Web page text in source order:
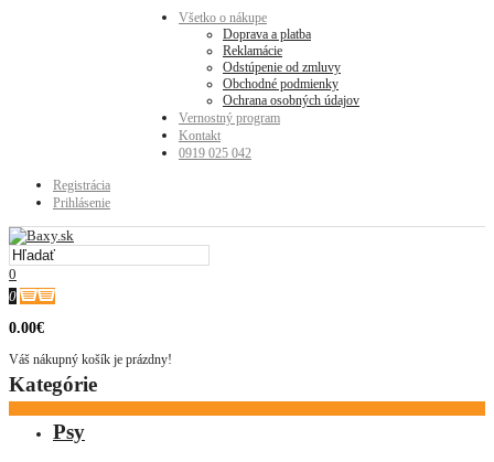
Všetko o nákupe
Doprava a platba
Reklamácie
Odstúpenie od zmluvy
Obchodné podmienky
Ochrana osobných údajov
Vernostný program
Kontakt
0919 025 042
Registrácia
Prihlásenie
0
0
0.00€
Váš nákupný košík je prázdny!
Kategórie
Psy